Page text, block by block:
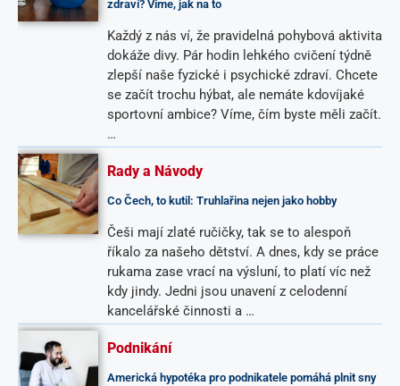
zdraví? Víme, jak na to
Každý z nás ví, že pravidelná pohybová aktivita
dokáže divy. Pár hodin lehkého cvičení týdně
zlepší naše fyzické i psychické zdraví. Chcete
se začít trochu hýbat, ale nemáte kdovíjaké
sportovní ambice? Víme, čím byste měli začít.
…
Rady a Návody
Co Čech, to kutil: Truhlařina nejen jako hobby
Češi mají zlaté ručičky, tak se to alespoň
říkalo za našeho dětství. A dnes, kdy se práce
rukama zase vrací na výsluní, to platí víc než
kdy jindy. Jedni jsou unavení z celodenní
kancelářské činnosti a …
Podnikání
Americká hypotéka pro podnikatele pomáhá plnit sny